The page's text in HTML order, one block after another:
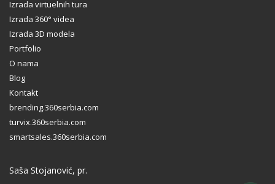
Izrada virtuelnih tura
Izrada 360° videa
Izrada 3D modela
Portfolio
O nama
Blog
Kontakt
brending.360serbia.com
turvix.360serbia.com
smartsales.360serbia.com
Saša Stojanović, pr.